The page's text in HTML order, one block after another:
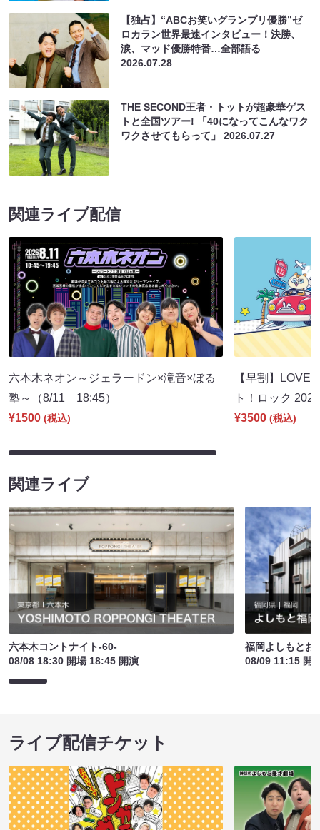
【独占】“ABCお笑いグランプリ優勝”ゼ
ロカラン世界最速インタビュー！決勝、
涙、マッド優勝特番…全部語る
2026.07.28
THE SECOND王者・トットが超豪華ゲス
トと全国ツアー! 「40になってこんなワク
ワクさせてもらって」2026.07.27
関連ライブ配信
六本木ネオン～ジェラードン×滝音×ぼる
塾～（8/11 18:45）
¥1500 (税込)
【早割】LOVE
ト！ロック
¥3500 (税込)
関連ライブ
六本木コントナイト-60-
08/08 18:30 開場 18:45 開演
福岡よしもとお
08/09 11:15 開
ライブ配信チケット